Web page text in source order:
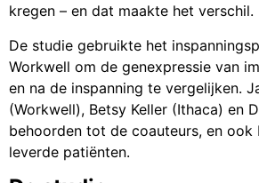
kregen – en dat maakte het verschil.
De studie gebruikte het
Workwell om de genexpressie van
en na de inspanning te vergelijken.
(Workwell), Betsy Keller (Ithaca) en
behoorden tot de coauteurs, en ook
leverde patiënten.